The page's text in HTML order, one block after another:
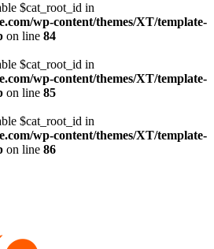
$cat_root_id in
wp-content/themes/XT/template-
on line 84
$cat_root_id in
wp-content/themes/XT/template-
on line 85
$cat_root_id in
wp-content/themes/XT/template-
on line 86